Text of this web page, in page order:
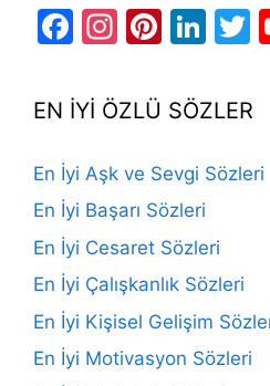
Facebook
EN İYİ ÖZLÜ SÖZLER
En İyi Aşk ve Sevgi Sözleri
En İyi Başarı Sözleri
En İyi Cesaret Sözleri
En İyi Çalışkanlık Sözleri
En İyi Kişisel Gelişim
En İyi Motivasyon Sözleri